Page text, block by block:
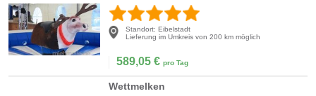
Standort: Eibelstadt
Lieferung im Umkreis von 200 km möglich
589,05 € pro Tag
Wettmelken